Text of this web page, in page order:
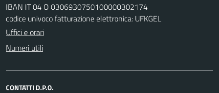
IBAN IT 04 O 0306930750100000302174
codice univoco fatturazione elettronica: UFKGEL
Uffici e orari
Numeri utili
CONTATTI D.P.O.